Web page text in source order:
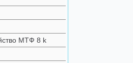
МТФ 8 k